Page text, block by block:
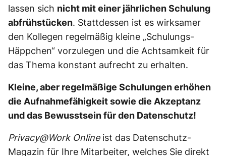
lassen sich nicht mit einer jährlichen Schulung
abfrühstücken. Stattdessen ist es wirksamer
den Kollegen regelmäßig kleine „Schulungs-
Häppchen“ vorzulegen und die Achtsamkeit für
das Thema konstant aufrecht zu erhalten.
Kleine, aber regelmäßige Schulungen erhöhen
die Aufnahmefähigkeit sowie die Akzeptanz
und das Bewusstsein für den Datenschutz!
Privacy@Work Onlineist das Datenschutz-
Magazin für Ihre Mitarbeiter, welches Sie direkt